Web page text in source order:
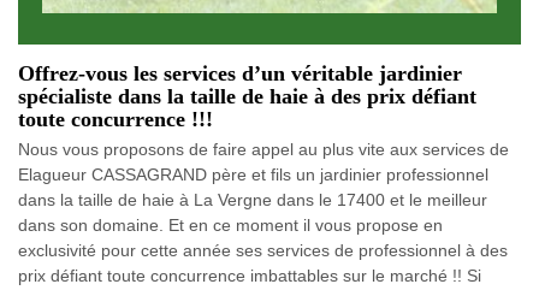
Offrez-vous les services d’un véritable jardinier
spécialiste dans la taille de haie à des prix défiant
toute concurrence !!!
Nous vous proposons de faire appel au plus vite aux services de
Elagueur CASSAGRAND père et fils un jardinier professionnel
dans la taille de haie à La Vergne dans le 17400 et le meilleur
dans son domaine. Et en ce moment il vous propose en
exclusivité pour cette année ses services de professionnel à des
prix défiant toute concurrence imbattables sur le marché !! Si